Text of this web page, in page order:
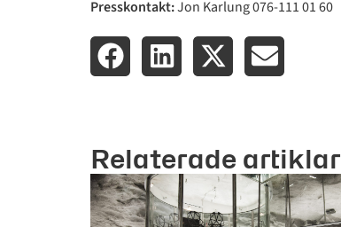
Presskontakt:Jon Karlung 076-111 01 60
Relaterade artiklar